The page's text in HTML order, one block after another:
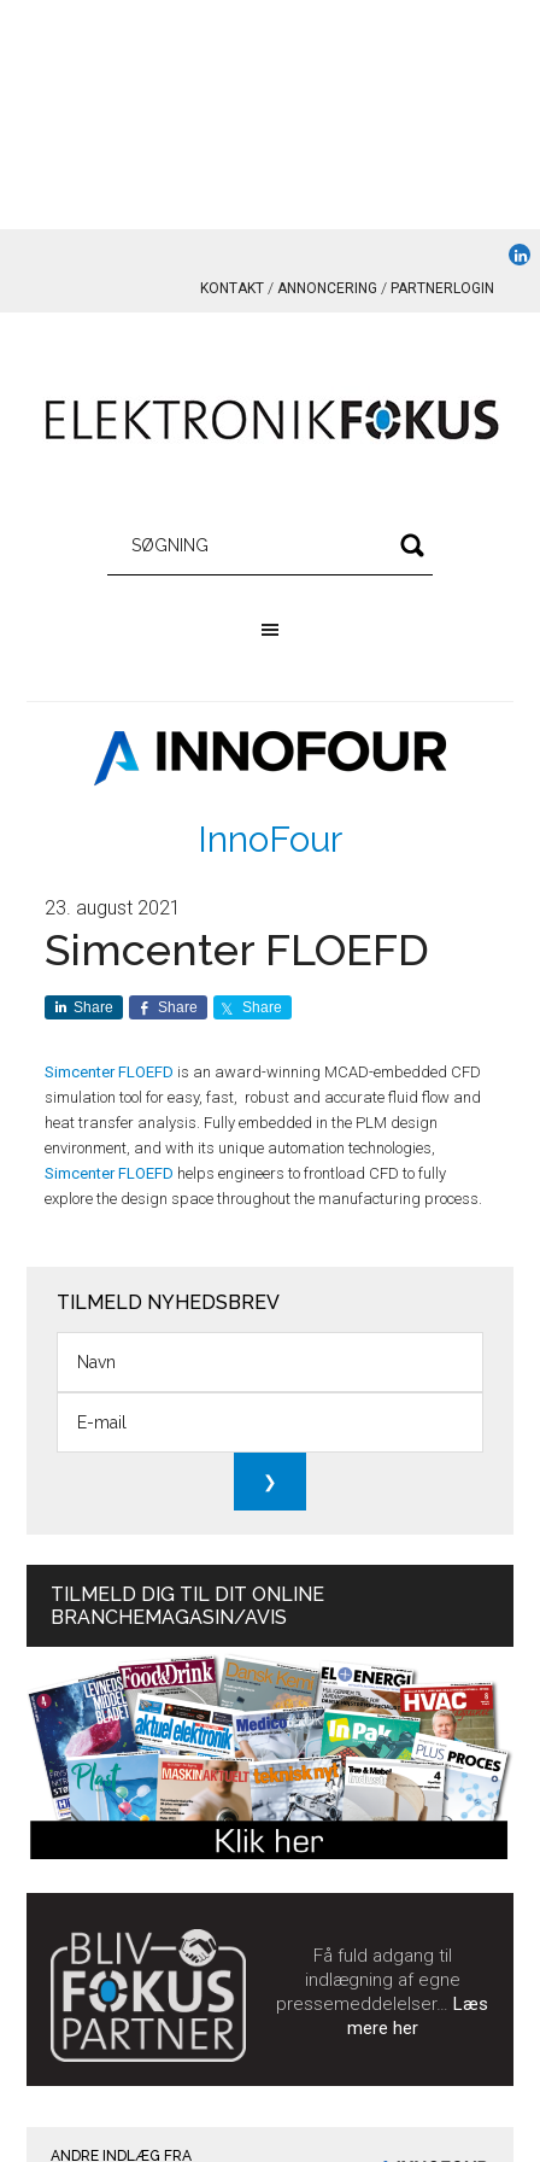
KONTAKT ANNONCERING PARTNERLOGIN
InnoFour
23. august 2021
Simcenter FLOEFD
Share Share Share
Simcenter FLOEFD is an award-winning MCAD-embedded CFD
simulation tool for easy, fast, robust and accurate fluid flow and
heat transfer analysis. Fully embedded in the PLM design
environment, and with its unique automation technologies,
Simcenter FLOEFD helps engineers to frontload CFD to fully
explore the design space throughout the manufacturing process.
TILMELD NYHEDSBREV
TILMELD DIG TIL DIT ONLINE
BRANCHEMAGASIN/AVIS
Få fuld adgang til
indlægning af egne
pressemeddelelser…Læs
mere her
ANDRE INDLÆG FRA